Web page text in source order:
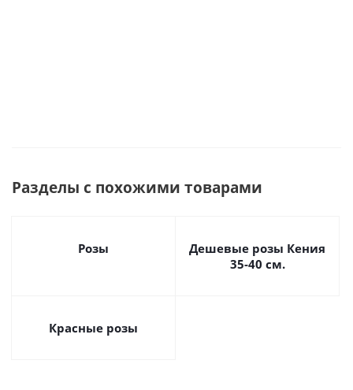
Разделы с похожими товарами
Розы
Дешевые розы Кения
35-40 см.
Красные розы